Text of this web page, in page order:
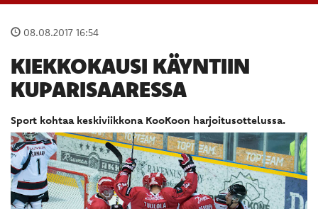
08.08.2017 16:54
KIEKKOKAUSI KÄYNTIIN
KUPARISAARESSA
Sport kohtaa keskiviikkona KooKoon harjoitusottelussa.